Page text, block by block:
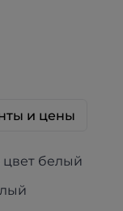
и цены
белый